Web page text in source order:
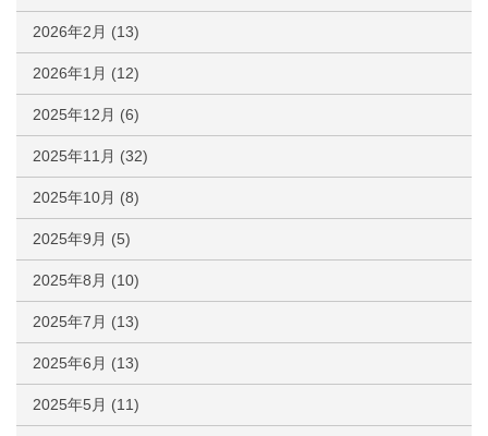
2026年2月 (13)
2026年1月 (12)
2025年12月 (6)
2025年11月 (32)
2025年10月 (8)
2025年9月 (5)
2025年8月 (10)
2025年7月 (13)
2025年6月 (13)
2025年5月 (11)